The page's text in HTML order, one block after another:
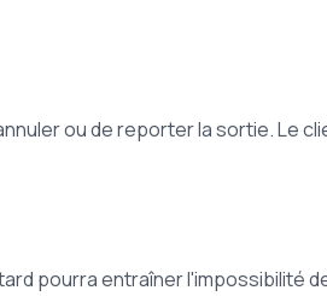
ou de reporter la sortie. Le
pourra entraîner l'impossibilité